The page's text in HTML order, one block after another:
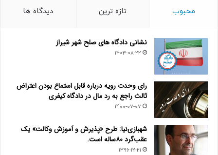
محبوب تازه ترین دیدگاه ها
نشانی دادگاه های صلح شهر شیراز
1403-08-22
رای وحدت رویه درباره قابل استماع بودن اعتراض
ثالث راجع به رد مال در دادگاه کیفری
1400-07-07
شهبازی‌نیا: طرح «پذیرش و آموزش وکالت» یک
عقب‌گرد ۸۰ساله است.
1396-12-21